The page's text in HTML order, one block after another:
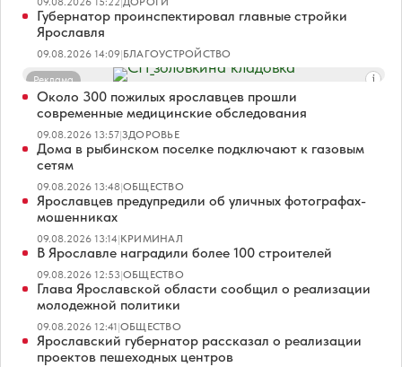
Губернатор проинспектировал главные стройки
Ярославля
09.08.2026 14:09|БЛАГОУСТРОЙСТВО
Реклама
Около 300 пожилых ярославцев прошли
современные медицинские обследования
09.08.2026 13:57|ЗДОРОВЬЕ
Дома в рыбинском поселке подключают к газовым
сетям
09.08.2026 13:48|ОБЩЕСТВО
Ярославцев предупредили об уличных фотографах-
мошенниках
09.08.2026 13:14|КРИМИНАЛ
В Ярославле наградили более 100 строителей
09.08.2026 12:53|ОБЩЕСТВО
Глава Ярославской области сообщил о реализации
молодежной политики
09.08.2026 12:41|ОБЩЕСТВО
Ярославский губернатор рассказал о реализации
проектов пешеходных центров